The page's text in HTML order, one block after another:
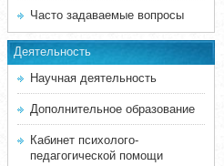
Часто задаваемые вопросы
Деятельность
Научная деятельность
Дополнительное образование
Кабинет психолого-
педагогической помощи